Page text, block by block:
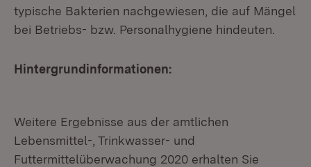
typische Bakterien nachgewiesen, die auf Mängel
bei Betriebs- bzw. Personalhygiene hindeuten.
Hintergrundinformationen:
Weitere Ergebnisse aus der amtlichen
Lebensmittel-, Trinkwasser- und
Futtermittelüberwachung 2020 erhalten Sie